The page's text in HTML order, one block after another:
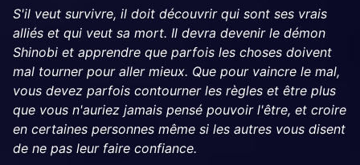
S'il veut survivre, il doit découvrir qui sont ses vrais
alliés et qui veut sa mort. Il devra devenir le démon
Shinobi et apprendre que parfois les choses doivent
mal tourner pour aller mieux. Que pour vaincre le mal,
vous devez parfois contourner les règles et être plus
que vous n'auriez jamais pensé pouvoir l'être, et croire
en certaines personnes même si les autres vous disent
de ne pas leur faire confiance.